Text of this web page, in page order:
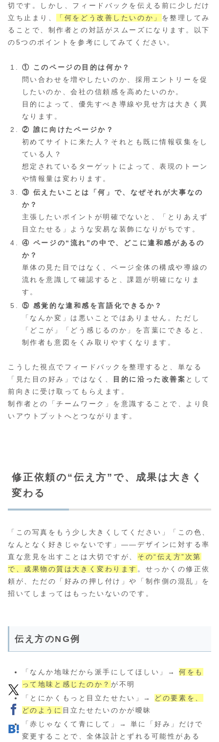
切です。しかし、フィードバックを伝える前に少しだけ
立ち止まり、
「何をどう改善したいのか」 を整理してみ
ることで、制作者との対話がスムーズになります。以下
の5つのポイントを参考にしてみてください。
① このページの目的は何か？
問い合わせを増やしたいのか、採用エントリーを促
したいのか、会社の信頼感を高めたいのか。
目的によって、優先すべき導線や見せ方は大きく異
なります。
② 誰に向けたページか？
初めてサイトに来た人？それとも既に情報収集をし
ている人？
想定されているターゲットによって、表現のトーン
や情報量は変わります。
③ 伝えたいことは「何」で、なぜそれが大事なの
か？
主張したいポイントが明確でないと、「とりあえず
目立たせる」ような安易な装飾になりがちです。
④ ページの“流れ”の中で、どこに違和感があるの
か？
単体の見た目ではなく、ページ全体の構成や導線の
流れを意識して確認すると、課題が明確になりま
す。
⑤ 感覚的な違和感を言語化できるか？
「なんか変」は悪いことではありません。ただし
「どこが」「どう感じるのか」を言葉にできると、
制作者も意図をくみ取りやすくなります。
こうした視点でフィードバックを整理すると、単なる
「見た目の好み」ではなく、
目的に沿った改善案 として
前向きに受け取ってもらえます。
制作者との「チームワーク」を意識することで、より良
いアウトプットへとつながります。
修正依頼の“伝え方”で、成果は大きく
変わる
「この写真をもう少し大きくしてください」「この色、
なんとなく好きじゃないです」――デザインに対する率
直な意見を出すことは大切ですが、 その“伝え方”次第
で、成果物の質は大きく変わります 。せっかくの修正依
頼が、ただの「好みの押し付け」や「制作側の混乱」を
招いてしまってはもったいないのです。
伝え方のNG例
「なんか地味だから派手にしてほしい」→ 何をも
って地味と感じたのか？ が不明
「とにかくもっと目立たせたい」→
どの要素を、
どのように 目立たせたいのかが曖昧
「赤じゃなくて青にして」→ 単に「好み」だけで
変更することで、全体設計とずれる可能性がある